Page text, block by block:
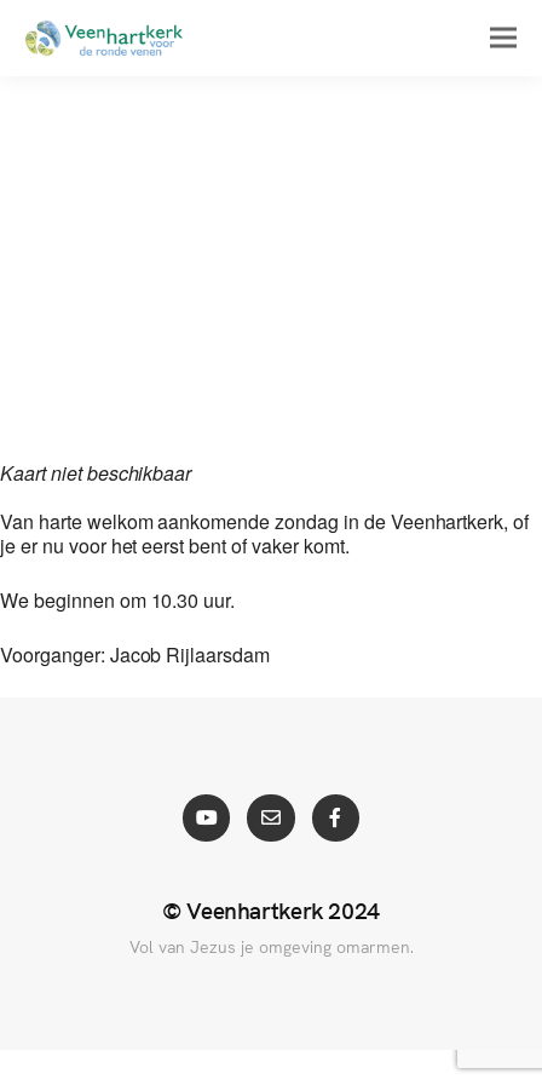
Kaart niet beschikbaar
Van harte welkom aankomende zondag in de Veenhartkerk, of
je er nu voor het eerst bent of vaker komt.
We beginnen om 10.30 uur.
Voorganger: Jacob Rijlaarsdam
© Veenhartkerk 2024
Vol van Jezus je omgeving omarmen.